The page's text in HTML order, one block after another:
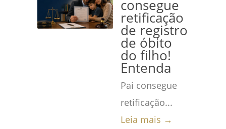
consegue
retificação
de registro
de óbito
do filho!
Entenda
Pai consegue
retificação...
Leia mais →